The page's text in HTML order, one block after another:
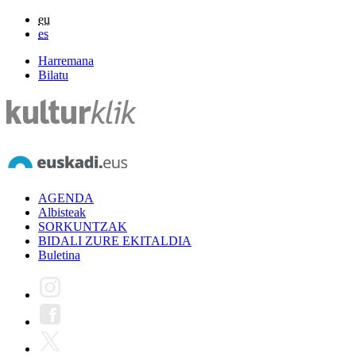
eu
es
Harremana
Bilatu
AGENDA
Albisteak
SORKUNTZAK
BIDALI ZURE EKITALDIA
Buletina